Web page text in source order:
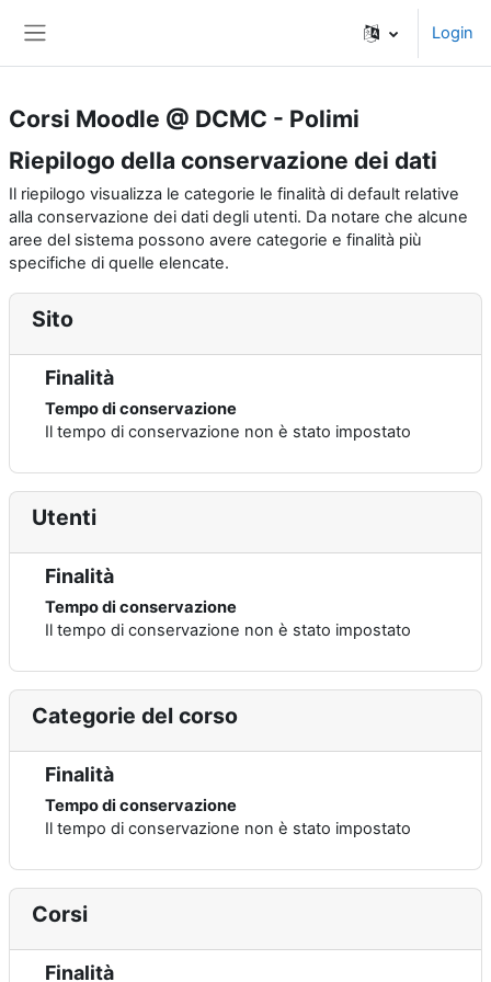
Login
Corsi Moodle @ DCMC - Polimi
Riepilogo della conservazione dei dati
Il riepilogo visualizza le categorie le finalità di default relative
alla conservazione dei dati degli utenti. Da notare che alcune
aree del sistema possono avere categorie e finalità più
specifiche di quelle elencate.
Sito
Finalità
Tempo di conservazione
Il tempo di conservazione non è stato impostato
Utenti
Finalità
Tempo di conservazione
Il tempo di conservazione non è stato impostato
Categorie del corso
Finalità
Tempo di conservazione
Il tempo di conservazione non è stato impostato
Corsi
Finalità